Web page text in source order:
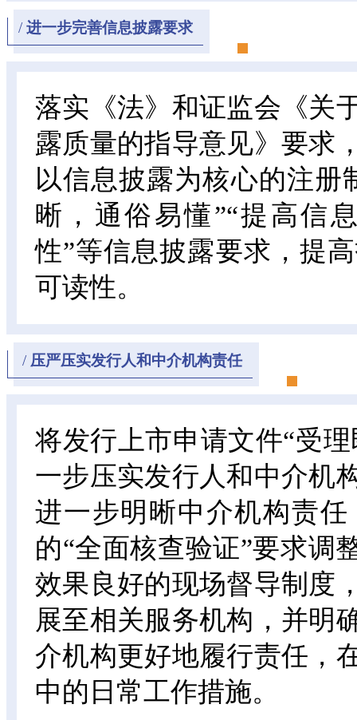
/ 进一步完善信息披露要求
落实《法》和证监会《关
露质量的指导意见》要求
以信息披露为核心的注册
晰，通俗易懂”“提高信
性”等信息披露要求，提
可读性。
/ 压严压实发行人和中介机构责任
将发行上市申请文件“受
一步压实发行人和中介机
进一步明晰中介机构责
的“全面核查验证”要求调
效果良好的现场督导制度
展至相关服务机构，并明
介机构更好地履行责任，
中的日常工作措施。